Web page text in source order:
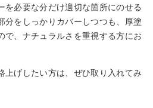
を必要な分だけ適切な箇所にのせる
分をしっかりカバーしつつも、厚塗
で、ナチュラルさを重視する方にお
上げしたい方は、ぜひ取り入れてみ